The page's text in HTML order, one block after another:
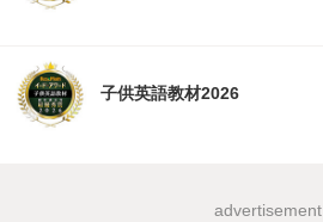
子供英語教材2026
advertisement